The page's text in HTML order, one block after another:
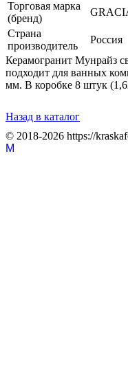
Торговая марка
(бренд)
Страна
производитель
Россия
Керамогранит Мунрайз
подходит для ванных
мм. В коробке 8 штук
Назад в каталог
© 2018-2026 https://